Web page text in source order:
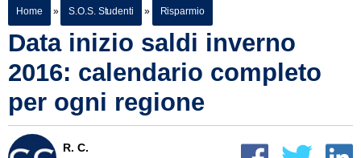
Home » S.O.S. Studenti » Risparmio
Data inizio saldi inverno
2016: calendario completo
per ogni regione
R. C.